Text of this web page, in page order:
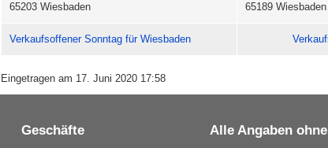
65203 Wiesbaden
65189 Wiesbaden
Verkaufsoffener Sonntag für Wiesbaden
Eingetragen am 17. Juni 2020 17:58
Geschäfte Alle Angaben